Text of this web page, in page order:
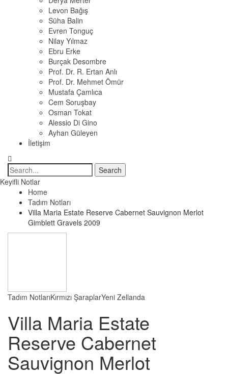
Levon Bağış
Süha Balin
Evren Tonguç
Nilay Yılmaz
Ebru Erke
Burçak Desombre
Prof. Dr. R. Ertan Anlı
Prof. Dr. Mehmet Ömür
Mustafa Çamlıca
Cem Soruşbay
Osman Tokat
Alessio Di Gino
Ayhan Güleyen
İletişim
Keyifli Notlar
Home
Tadım Notları
Villa Maria Estate Reserve Cabernet Sauvignon Merlot
Gimblett Gravels 2009
Tadım NotlarıKırmızı ŞaraplarYeni Zellanda
Villa Maria Estate
Reserve Cabernet
Sauvignon Merlot